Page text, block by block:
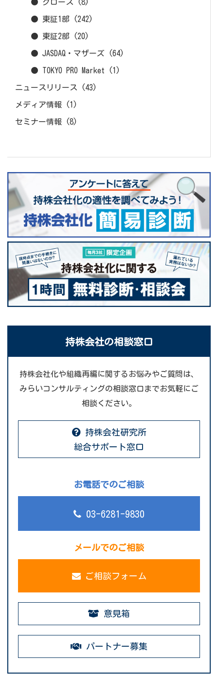
● グロース (8)
● 東証1部 (242)
● 東証2部 (20)
● JASDAQ・マザーズ (64)
● TOKYO PRO Market (1)
ニュースリリース (43)
メディア情報 (1)
セミナー情報 (8)
持株会社の相談窓口
持株会社化や組織再編に関するお悩みやご質問は、
みらいコンサルティングの相談窓口までお気軽にご
相談ください。
持株会社研究所
総合サポート窓口
お電話でのご相談
03-6281-9830
メールでのご相談
ご相談フォーム
意見箱
パートナー募集